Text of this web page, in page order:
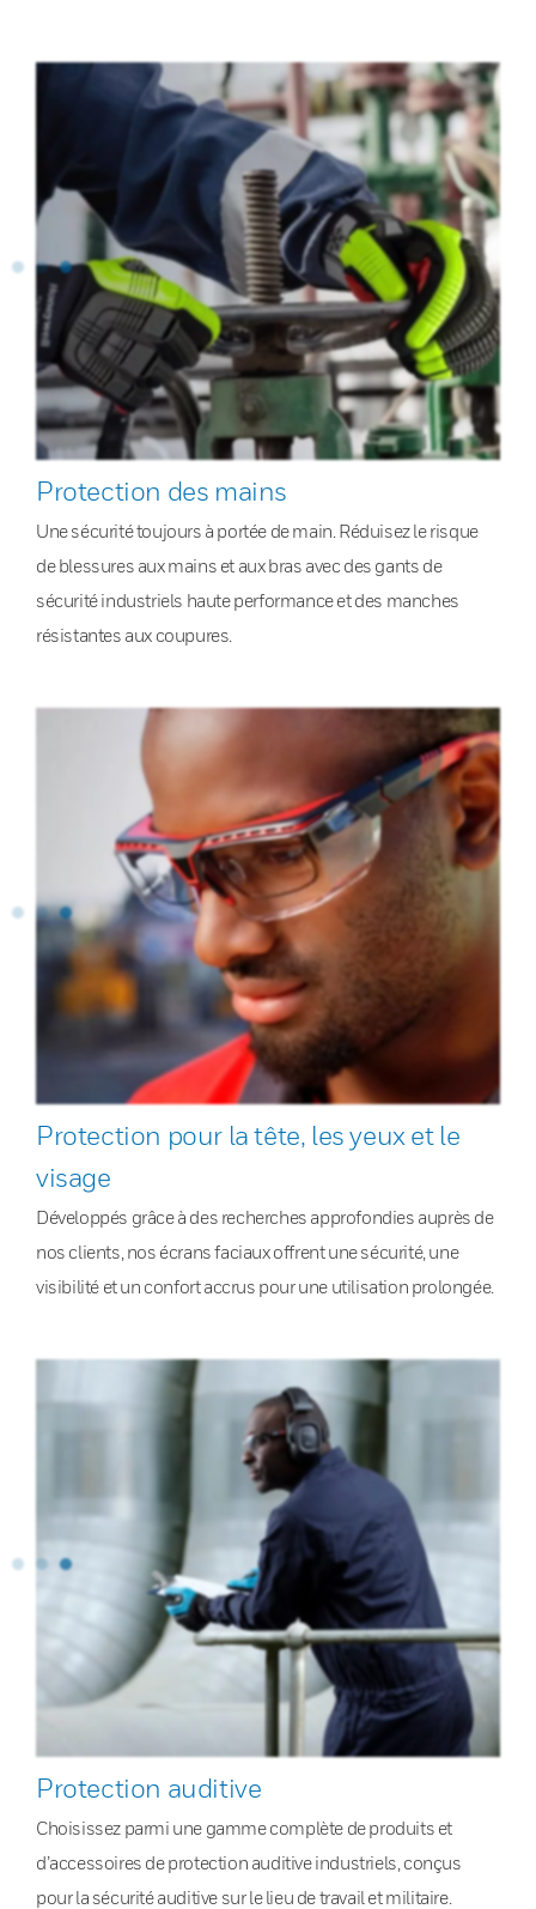
Protection des mains
Une sécurité toujours à portée de main. Réduisez le risque
de blessures aux mains et aux bras avec des gants de
sécurité industriels haute performance et des manches
résistantes aux coupures.
Protection pour la tête, les yeux et le
visage
Développés grâce à des recherches approfondies auprès de
nos clients, nos écrans faciaux offrent une sécurité, une
visibilité et un confort accrus pour une utilisation prolongée.
Protection auditive
Choisissez parmi une gamme complète de produits et
d’accessoires de protection auditive industriels, conçus
pour la sécurité auditive sur le lieu de travail et militaire.